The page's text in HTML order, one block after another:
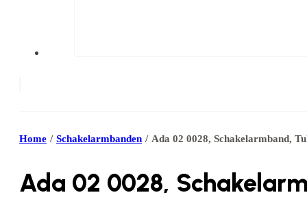
Home / Schakelarmbanden / Ada 02 0028, Schakelarmband,
Ada 02 0028,